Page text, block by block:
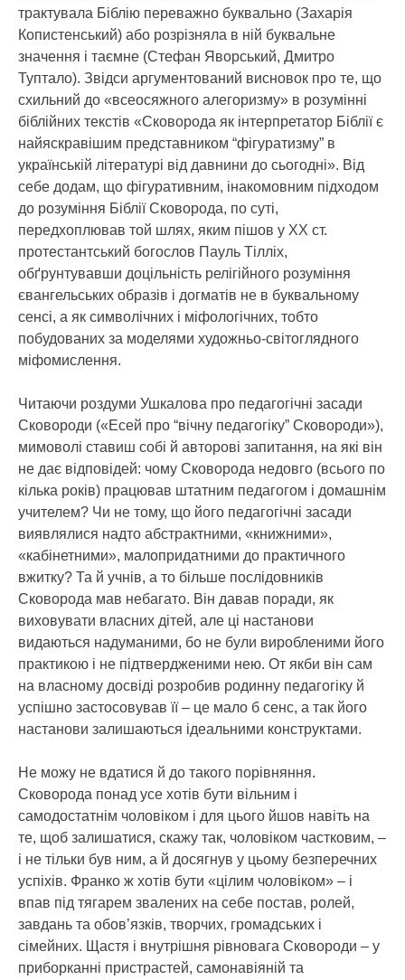
трактувала Біблію переважно буквально (Захарія
Копистенський) або розрізняла в ній буквальне
значення і таємне (Стефан Яворський, Дмитро
Туптало). Звідси аргументований висновок про те, що
схильний до «всеосяжного алегоризму» в розумінні
біблійних текстів «Сковорода як інтерпретатор Біблії є
найяскравішим представником “фігуратизму” в
українській літературі від давнини до сьогодні». Від
себе додам, що фігуративним, інакомовним підходом
до розуміння Біблії Сковорода, по суті,
передхоплював той шлях, яким пішов у ХХ ст.
протестантський богослов Пауль Тілліх,
обґрунтувавши доцільність релігійного розуміння
євангельських образів і догматів не в буквальному
сенсі, а як символічних і міфологічних, тобто
побудованих за моделями художньо-світоглядного
міфомислення.
Читаючи роздуми Ушкалова про педагогічні засади
Сковороди («Есей про “вічну педагогіку” Сковороди»),
мимоволі ставиш собі й авторові запитання, на які він
не дає відповідей: чому Сковорода недовго (всього по
кілька років) працював штатним педагогом і домашнім
учителем? Чи не тому, що його педагогічні засади
виявлялися надто абстрактними, «книжними»,
«кабінетними», малопридатними до практичного
вжитку? Та й учнів, а то більше послідовників
Сковорода мав небагато. Він давав поради, як
виховувати власних дітей, але ці настанови
видаються надуманими, бо не були виробленими його
практикою і не підтвердженими нею. От якби він сам
на власному досвіді розробив родинну педагогіку й
успішно застосовував її – це мало б сенс, а так його
настанови залишаються ідеальними конструктами.
Не можу не вдатися й до такого порівняння.
Сковорода понад усе хотів бути вільним і
самодостатнім чоловіком і для цього йшов навіть на
те, щоб залишатися, скажу так, чоловіком частковим, –
і не тільки був ним, а й досягнув у цьому безперечних
успіхів. Франко ж хотів бути «цілим чоловіком» – і
впав під тягарем звалених на себе постав, ролей,
завдань та обов’язків, творчих, громадських і
сімейних. Щастя і внутрішня рівновага Сковороди – у
приборканні пристрастей, самонавіяній та